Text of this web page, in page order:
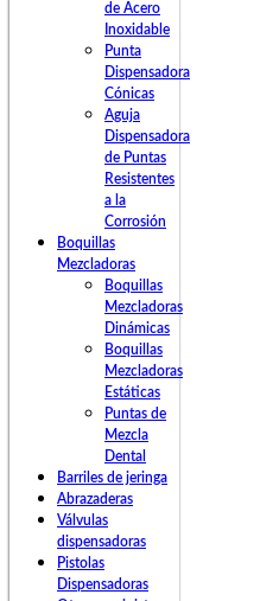
de Acero
Inoxidable
Punta
Dispensadora
Cónicas
Aguja
Dispensadora
de Puntas
Resistentes
a la
Corrosión
Boquillas
Mezcladoras
Boquillas
Mezcladoras
Dinámicas
Boquillas
Mezcladoras
Estáticas
Puntas de
Mezcla
Dental
Barriles de jeringa
Abrazaderas
Válvulas
dispensadoras
Pistolas
Dispensadoras